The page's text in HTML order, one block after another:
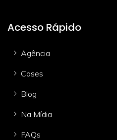
Acesso Rápido
Agência
Cases
Blog
Na Mídia
FAQs